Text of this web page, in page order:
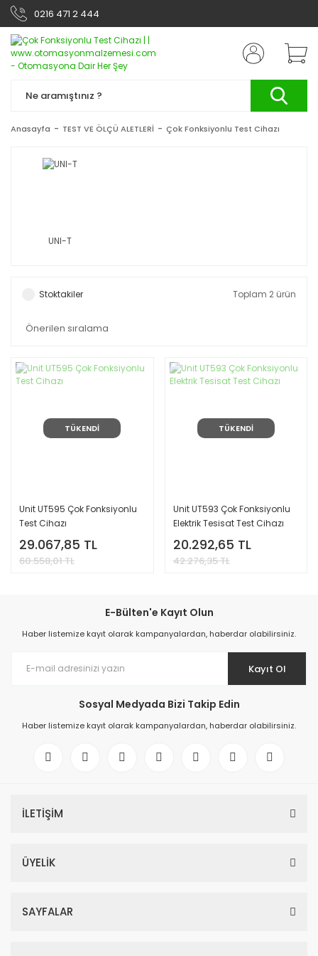
0216 471 2 444
Anasayfa TEST VE ÖLÇÜ ALETLERİ Çok Fonksiyonlu Test Cihazı
UNI-T
Stoktakiler Toplam 2 ürün
TÜKENDİ
Unit UT595 Çok Fonksiyonlu
Test Cihazı
29.067,85 TL
60.558,01 TL
TÜKENDİ
Unit UT593 Çok Fonksiyonlu
Elektrik Tesisat Test Cihazı
20.292,65 TL
42.276,35 TL
E-Bülten'e Kayıt Olun
Haber listemize kayıt olarak kampanyalardan, haberdar olabilirsiniz.
Kayıt Ol
Sosyal Medyada Bizi Takip Edin
Haber listemize kayıt olarak kampanyalardan, haberdar olabilirsiniz.
İLETİŞİM
ÜYELİK
SAYFALAR